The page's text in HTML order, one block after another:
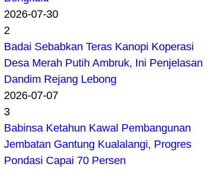
2026-07-30
2
Badai Sebabkan Teras Kanopi Koperasi
Desa Merah Putih Ambruk, Ini Penjelasan
Dandim Rejang Lebong
2026-07-07
3
Babinsa Ketahun Kawal Pembangunan
Jembatan Gantung Kualalangi, Progres
Pondasi Capai 70 Persen